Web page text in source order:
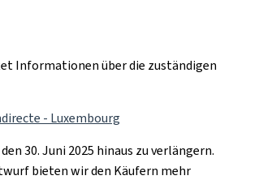
Informationen über die zuständigen
- Luxembourg
30. Juni 2025 hinaus zu verlängern.
bieten wir den Käufern mehr